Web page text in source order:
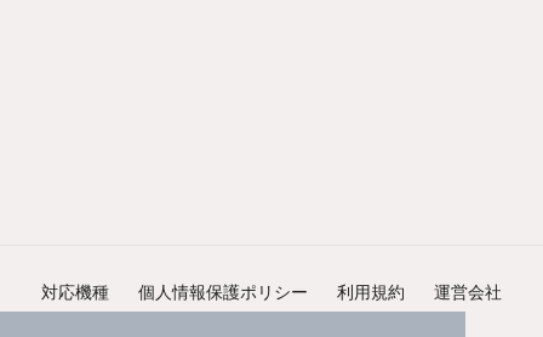
対応機種 個人情報保護ポリシー 利用規約 運営会社